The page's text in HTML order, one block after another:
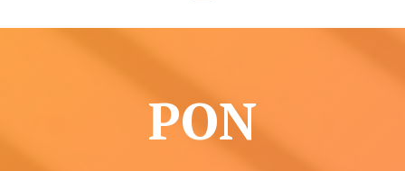
PON